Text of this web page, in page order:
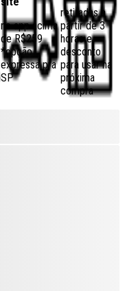
no app acima
de R$259
*opção
expressa pra
SP
retiradas a
partir de 3
horas e
desconto
para usar na
próxima
compra